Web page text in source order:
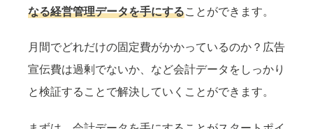
なる経営管理データを手にすることができます。
月間でどれだけの固定費がかかっているのか？広告
宣伝費は過剰でないか、など会計データをしっかり
と検証することで解決していくことができます。